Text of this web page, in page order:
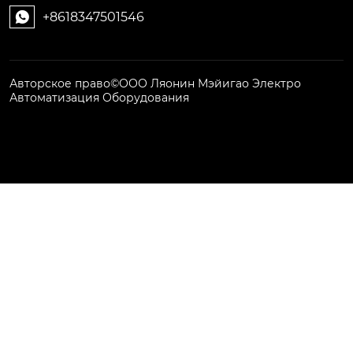
 +8618347501546
Авторское право©ООО Ляонин Мэйигао Электро
Автоматизация Оборудования